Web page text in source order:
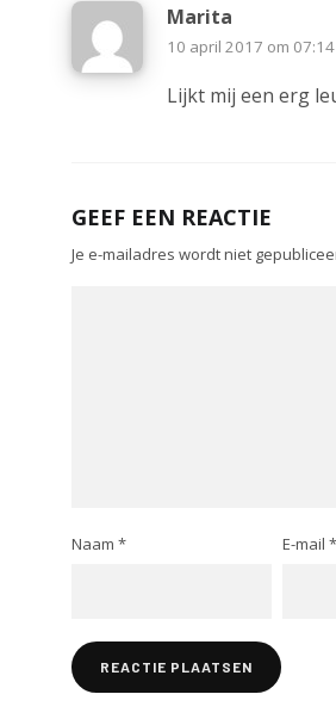
Marita
10 april 2017 om 07:14
Lijkt mij een erg
GEEF EEN REACTIE
Je e-mailadres wordt niet
Naam * E-mail *